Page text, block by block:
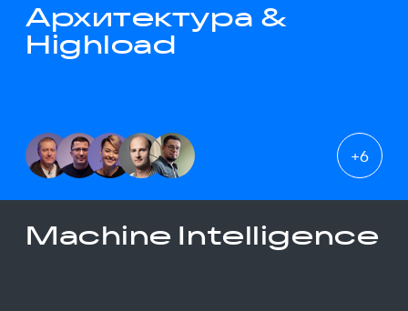
Архитектура &
Highload
+6
Machine Intelligence